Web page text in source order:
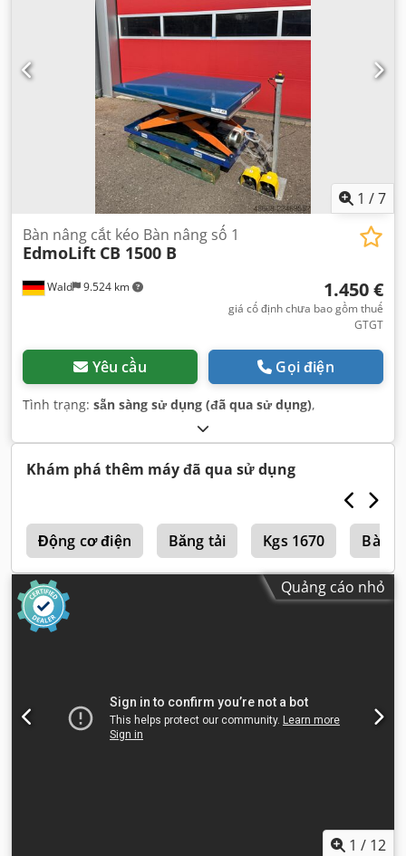
1 /7
Wald 9.524 km
Bàn nâng cắt kéo Bàn nâng số 1
EdmoLift CB 1500 B
1.450 €
giá cố định chưa bao gồm thuế
GTGT
Yêu cầu Gọi điện
Tình trạng: sẵn sàng sử dụng (đã qua sử dụng),
Khám phá thêm máy đã qua sử dụng
Động cơ điện Băng tải Kgs 1670 Bàn
Quảng cáo nhỏ
1 / 12